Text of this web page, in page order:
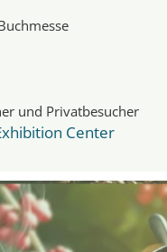
und Privatbesucher
Center